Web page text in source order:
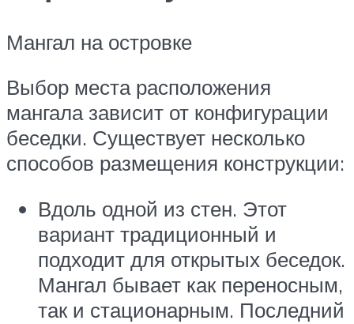
Мангал на островке
Выбор места расположения
мангала зависит от конфигурации
беседки. Существует несколько
способов размещения конструкции:
Вдоль одной из стен. Этот
вариант традиционный и
подходит для открытых беседок.
Мангал бывает как переносным,
так и стационарным. Последний